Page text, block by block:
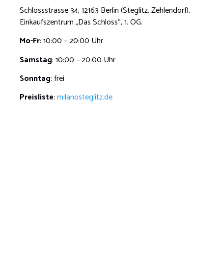
Schlossstrasse 34, 12163 Berlin (Steglitz, Zehlendorf).
Einkaufszentrum „Das Schloss“, 1. OG.
Mo-Fr: 10:00 – 20:00 Uhr
Samstag: 10:00 – 20:00 Uhr
Sonntag: frei
Preisliste:milanosteglitz.de